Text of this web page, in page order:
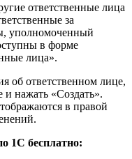
ответственные лица
за
уполномоченный
в форме
лица».
об ответственном лице,
нажать «Создать».
в правой
1С бесплатно: